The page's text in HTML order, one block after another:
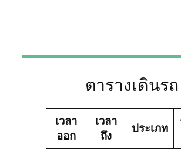
ตารางเดินรถ
เวลา
ออก
เวลา
ถึง
ประเภท